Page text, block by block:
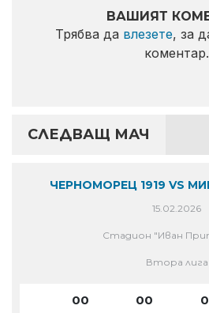
ВАШИЯТ
Трябва да влезете, за
коментар.
СЛЕДВАЩ МАЧ
ЧЕРНОМОРЕЦ 1919 VS
15.02.2026
Стадион "Иван
Втора лига
00 00